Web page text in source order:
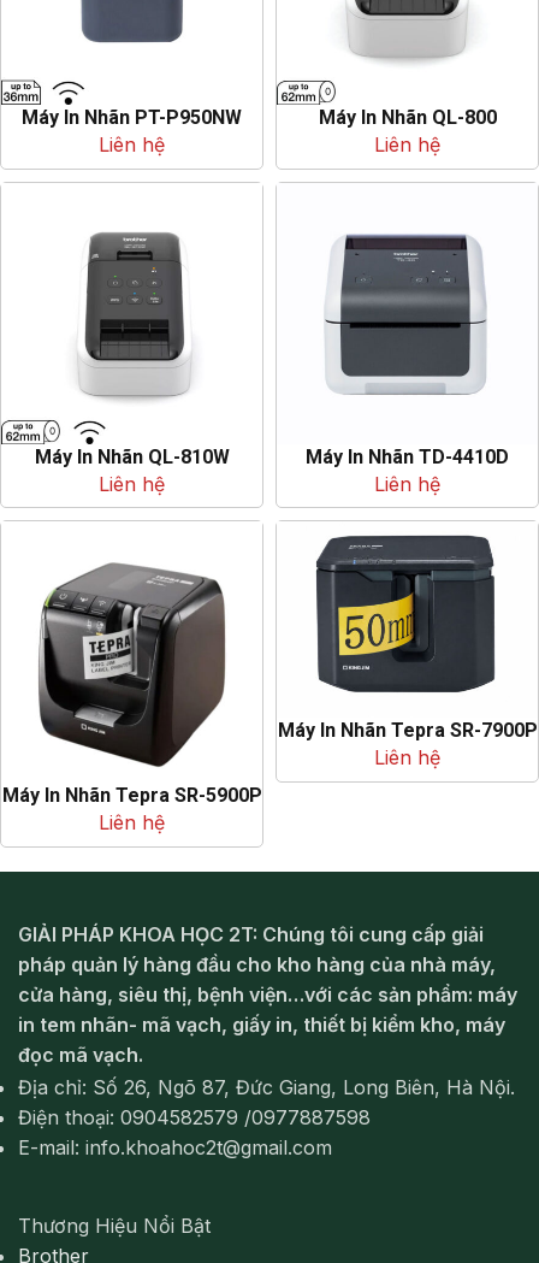
Máy In Nhãn PT-P950NW
Liên hệ
Máy In Nhãn QL-800
Liên hệ
Máy In Nhãn QL-810W
Liên hệ
Máy In Nhãn TD-4410D
Liên hệ
Máy In Nhãn Tepra SR-5900P
Liên hệ
Máy In Nhãn Tepra SR-7900P
Liên hệ
GIẢI PHÁP KHOA HỌC 2T: Chúng tôi cung cấp giải
pháp quản lý hàng đầu cho kho hàng của nhà máy,
cửa hàng, siêu thị, bệnh viện…với các sản phẩm: máy
in tem nhãn- mã vạch, giấy in, thiết bị kiểm kho, máy
đọc mã vạch.
Địa chỉ: Số 26, Ngõ 87, Đức Giang, Long Biên, Hà Nội.
Điện thoại: 0904582579 /0977887598
E-mail: info.khoahoc2t@gmail.com
Thương Hiệu Nổi Bật
Brother